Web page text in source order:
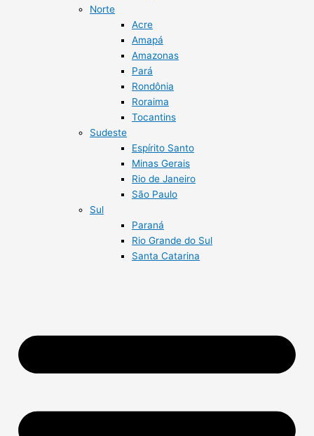
Norte
Acre
Amapá
Amazonas
Pará
Rondônia
Roraima
Tocantins
Sudeste
Espírito Santo
Minas Gerais
Rio de Janeiro
São Paulo
Sul
Paraná
Rio Grande do Sul
Santa Catarina